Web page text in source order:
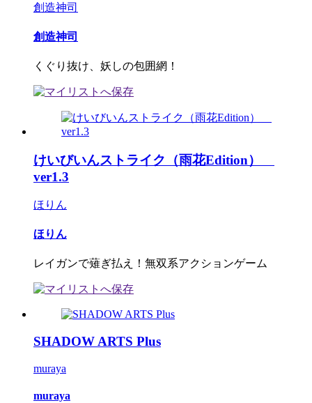
創造神司
創造神司
くぐり抜け、妖しの包囲網！
けいびいんストライク（雨花Edition）
ver1.3
ほりん
ほりん
レイガンで薙ぎ払え！無双系アクションゲーム
SHADOW ARTS Plus
muraya
muraya